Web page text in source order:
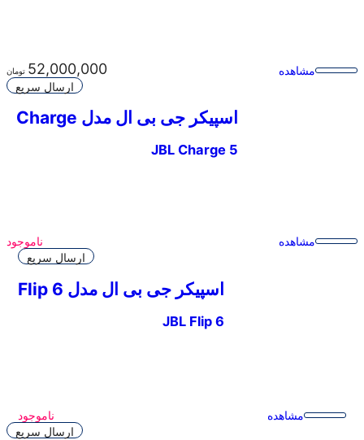
مشاهده 52,000,000 تومان
ارسال سریع
اسپیکر جی بی ال مدل Charge
JBL Charge 5
مشاهده
ناموجود
ارسال سریع
اسپیکر جی بی ال مدل Flip 6
JBL Flip 6
مشاهده
ناموجود
ارسال سریع